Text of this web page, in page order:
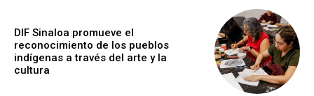
DIF Sinaloa promueve el
reconocimiento de los pueblos
indígenas a través del arte y la
cultura